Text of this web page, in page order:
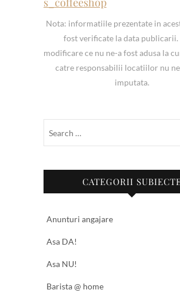
Nota: informatiile prezentate in
fost verificate la data publicarii.
modificare ce nu ne-a fost adusa la
catre responsabilii locatiilor nu
imputata.
CATEGORII
Anunturi angajare
Asa DA!
Asa NU!
Barista @ home